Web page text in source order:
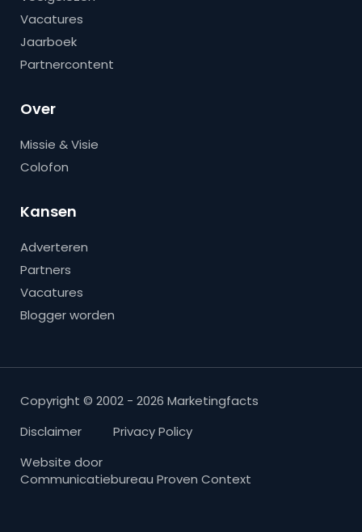
Vacatures
Jaarboek
Partnercontent
Over
Missie & Visie
Colofon
Kansen
Adverteren
Partners
Vacatures
Blogger worden
Copyright © 2002 - 2026 Marketingfacts
Disclaimer
Privacy Policy
Website door
Communicatiebureau Proven Context